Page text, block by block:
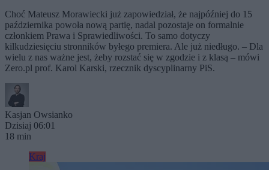
Choć Mateusz Morawiecki już zapowiedział, że najpóźniej do 15
października powoła nową partię, nadal pozostaje on formalnie
członkiem Prawa i Sprawiedliwości. To samo dotyczy
kilkudziesięciu stronników byłego premiera. Ale już niedługo. – Dla
wielu z nas ważne jest, żeby rozstać się w zgodzie i z klasą – mówi
Zero.pl prof. Karol Karski, rzecznik dyscyplinarny PiS.
Kasjan Owsianko
Dzisiaj 06:01
18 min
Kraj